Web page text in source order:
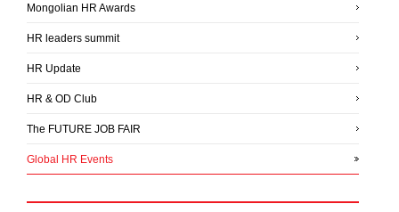
Mongolian HR Awards
HR leaders summit
HR Update
HR & OD Club
The FUTURE JOB FAIR
Global HR Events